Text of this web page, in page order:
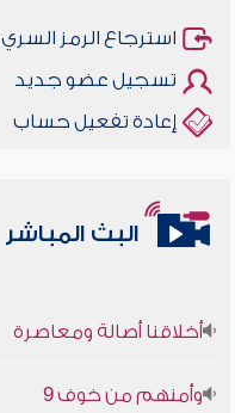
استرجاع الرمز السري
تسجيل عضو جديد
إعادة تفعيل حساب
البث المباشر
أخلاقنا أصالة ومعاصرة
وأمنهم من خوف 9